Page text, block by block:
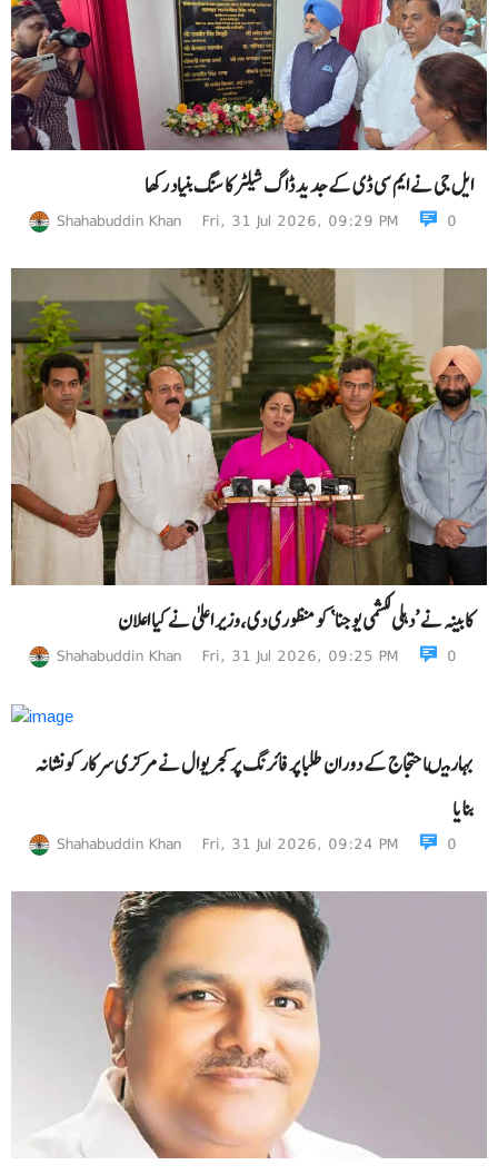
ایل جی نے ایم سی ڈی کے جدید ڈاگ شیلٹر کا سنگ بنیاد رکھا
Shahabuddin Khan Fri, 31 Jul 2026, 09:29 PM 0
کابینہ نے ’دہلی لکشمی یوجنا‘کو منظوری دی،وزیر اعلیٰ نے کیا اعلان
Shahabuddin Khan Fri, 31 Jul 2026, 09:25 PM 0
بہار میںاحتجاج کے دوران طلبا پر فائرنگ پر کجریوال نے مرکزی سرکار کو نشانہ
بنایا
Shahabuddin Khan Fri, 31 Jul 2026, 09:24 PM 0